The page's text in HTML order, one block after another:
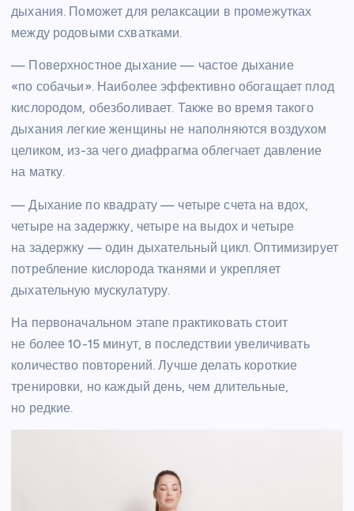
дыхания. Поможет для релаксации в промежутках
между родовыми схватками.
— Поверхностное дыхание — частое дыхание
«по собачьи». Наиболее эффективно обогащает плод
кислородом, обезболивает. Также во время такого
дыхания легкие женщины не наполняются воздухом
целиком, из-за чего диафрагма облегчает давление
на матку.
— Дыхание по квадрату — четыре счета на вдох,
четыре на задержку, четыре на выдох и четыре
на задержку — один дыхательный цикл. Оптимизирует
потребление кислорода тканями и укрепляет
дыхательную мускулатуру.
На первоначальном этапе практиковать стоит
не более 10-15 минут, в последствии увеличивать
количество повторений. Лучше делать короткие
тренировки, но каждый день, чем длительные,
но редкие.